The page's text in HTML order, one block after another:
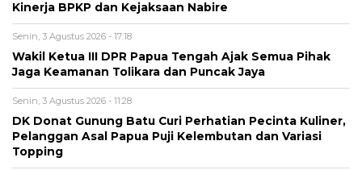
Kinerja BPKP dan Kejaksaan Nabire
Senin, 3 Agustus 2026 - 17:18
Wakil Ketua III DPR Papua Tengah Ajak Semua Pihak
Jaga Keamanan Tolikara dan Puncak Jaya
Senin, 3 Agustus 2026 - 11:28
DK Donat Gunung Batu Curi Perhatian Pecinta Kuliner,
Pelanggan Asal Papua Puji Kelembutan dan Variasi
Topping